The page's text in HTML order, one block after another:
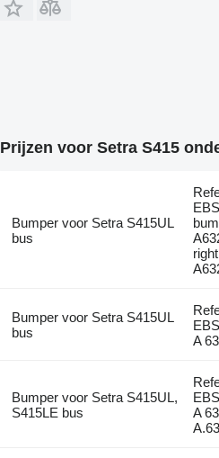
Prijzen voor Setra S415
Bumper voor Setra S415UL
bus
Bumper voor Setra S415UL
bus
A
Bumper voor Setra S415UL,
S415LE bus
A